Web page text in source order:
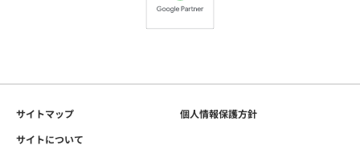
サイトマップ
個人情報保護方針
サイトについて